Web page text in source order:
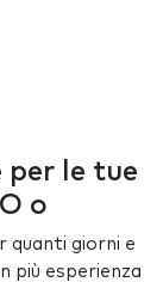
per le tue
o
quanti giorni e
più esperienza